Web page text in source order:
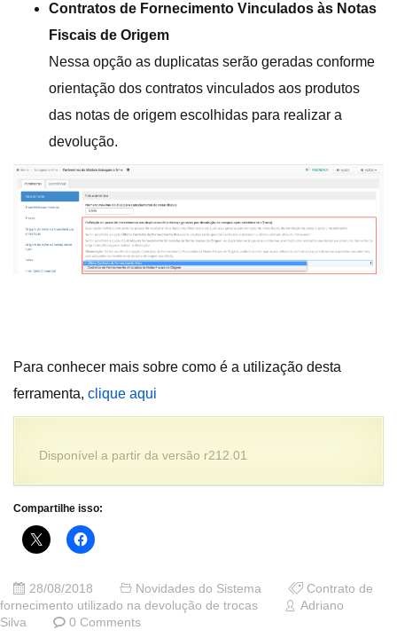
Contratos de Fornecimento Vinculados às Notas
Fiscais de Origem
Nessa opção as duplicatas serão geradas conforme
orientação dos contratos vinculados aos produtos
das notas de origem escolhidas para realizar a
devolução.
Para conhecer mais sobre como é a utilização desta
ferramenta, clique aqui
Disponível a partir da versão r212.01
Compartilhe isso:
28/08/2018 Novidades do Sistema
Contrato de
fornecimento utilizado na devolução de trocas
Adriano
Silva
0 Comments